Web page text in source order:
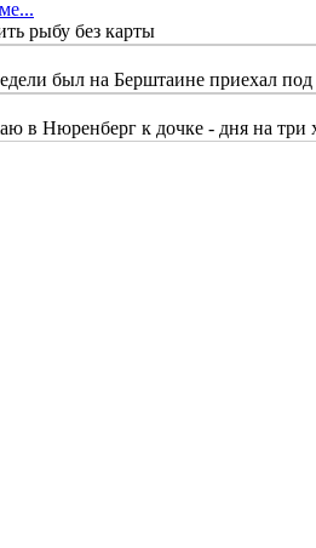
рыбу без карты
был на Берштаине приехал
в Нюренберг к дочке - дня на три